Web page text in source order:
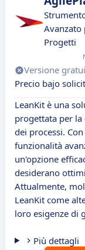
Avanzato
Progetti
Versione
Precio bajo
LeanKit è una
progettata per
dei processi.
funzionalità
un'opzione
desiderano
Attualmente,
LeanKit come
loro esigenze di
Più dettagli